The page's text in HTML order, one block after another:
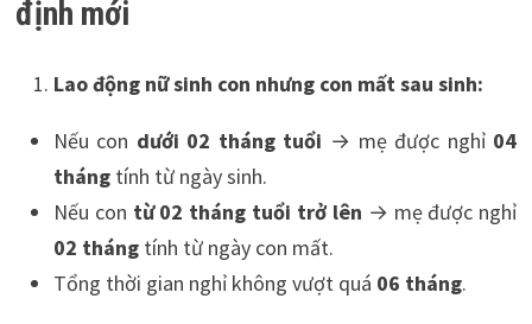
định mới
Lao động nữ sinh con nhưng con mất sau sinh:
Nếu con dưới 02 tháng tuổi → mẹ được nghỉ 04
thángtính từ ngày sinh.
Nếu con từ 02 tháng tuổi trở lên → mẹ được nghỉ
02 thángtính từ ngày con mất.
Tổng thời gian nghỉ không vượt quá 06 tháng.